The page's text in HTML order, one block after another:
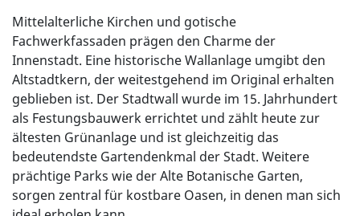
Mittelalterliche Kirchen und gotische
Fachwerkfassaden prägen den Charme der
Innenstadt. Eine historische Wallanlage umgibt den
Altstadtkern, der weitestgehend im Original erhalten
geblieben ist. Der Stadtwall wurde im 15. Jahrhundert
als Festungsbauwerk errichtet und zählt heute zur
ältesten Grünanlage und ist gleichzeitig das
bedeutendste Gartendenkmal der Stadt. Weitere
prächtige Parks wie der Alte Botanische Garten,
sorgen zentral für kostbare Oasen, in denen man sich